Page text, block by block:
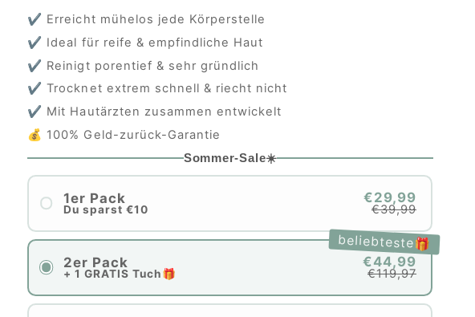
Preis
✔️ Erreicht mühelos jede Körperstelle
✔️ Ideal für reife & empfindliche Haut
✔️ Reinigt porentief & sehr gründlich
✔️ Trocknet extrem schnell & riecht nicht
✔️ Mit Hautärzten zusammen entwickelt
💰 100% Geld-zurück-Garantie
Sommer-Sale☀️
1er Pack
Du sparst €10
€29,99
€39,99
beliebteste🎁
2er Pack
+ 1 GRATIS Tuch🎁
€44,99
€119,97